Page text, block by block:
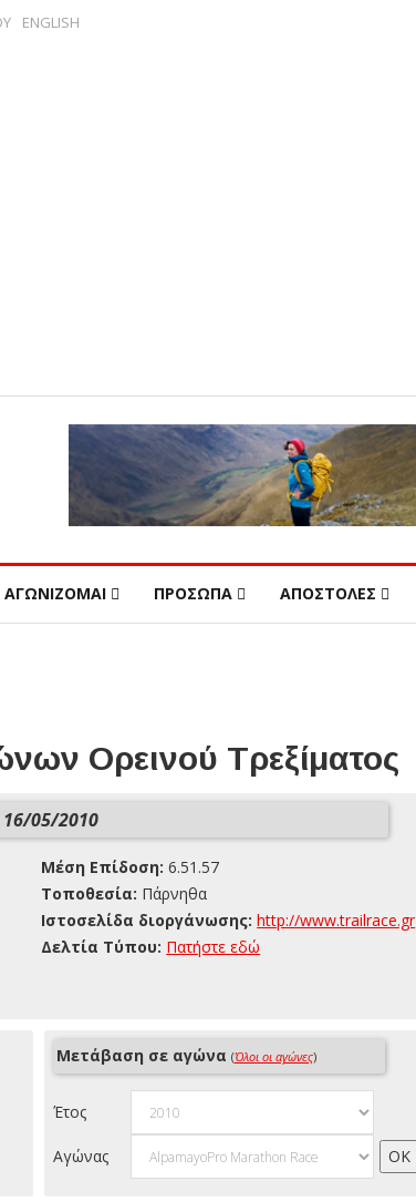
ENGLISH
ΑΓΩΝΙΖΟΜΑΙ ΠΡΟΣΩΠΑ ΑΠΟΣΤΟΛΕΣ
Ορεινού Τρεξίματος
16/05/2010
Μέση Επίδοση: 6.51.57
Τοποθεσία: Πάρνηθα
Ιστοσελίδα διοργάνωσης: http://www.trailrace.gr
Δελτία Τύπου: Πατήστε εδώ
Μετάβαση σε αγώνα (Όλοι οι αγώνες)
Έτος
Αγώνας